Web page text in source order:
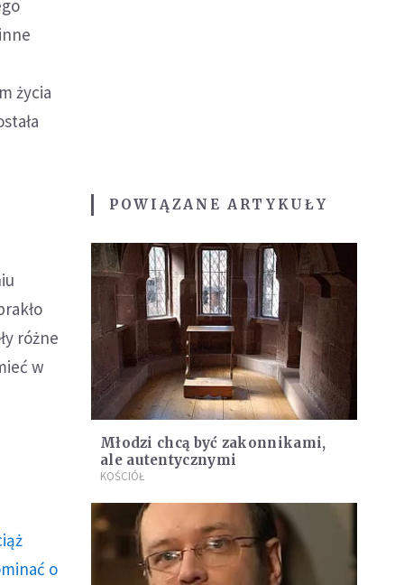
życia
różne
w
o
POWIĄZANE ARTYKUŁY
Młodzi chcą być zakonnikami,
ale autentycznymi
KOŚCIÓŁ